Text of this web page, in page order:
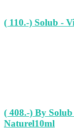
( 110.-) Solub -
( 408.-) By
Naturel10ml